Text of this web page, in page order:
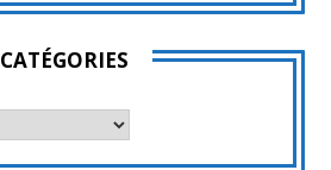
CATÉGORIES